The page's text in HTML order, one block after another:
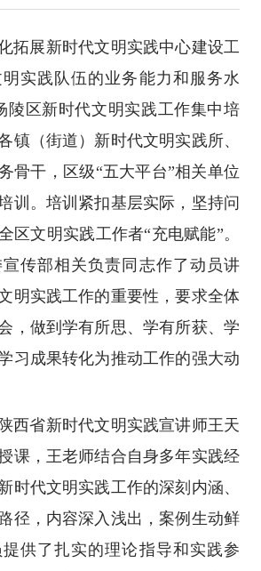
拓展新时代文明实践中心建设工
实践队伍的业务能力和服务水
陵区新时代文明实践工作集中培
镇（街道）新时代文明实践所、
骨干，区级“五大平台”相关单位
训。培训紧扣基层实际，坚持问
区文明实践工作者“充电赋能”。
传部相关负责同志作了动员讲
明实践工作的重要性，要求全体
，做到学有所思、学有所获、学
习成果转化为推动工作的强大动
西省新时代文明实践宣讲师王天
课，王老师结合自身多年实践经
时代文明实践工作的深刻内涵、
径，内容深入浅出，案例生动鲜
供了扎实的理论指导和实践参